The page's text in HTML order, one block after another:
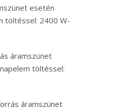
esetén
töltéssel: 2400 W-
áramszünet
töltéssel:
áramszünet